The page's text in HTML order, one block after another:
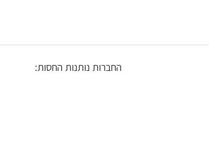
החברות נותנות החסות: